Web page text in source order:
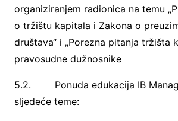
organiziranjem radionica na temu
o tržištu kapitala i Zakona o
društava“ i „Porezna pitanja tržišta
pravosudne dužnosnike
5.2. Ponuda edukacija IB
sljedeće teme: